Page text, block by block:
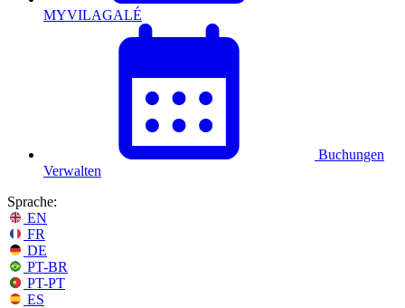
MYVILAGALÉ
Buchungen
Verwalten
Sprache:
EN
FR
DE
PT-BR
PT-PT
ES